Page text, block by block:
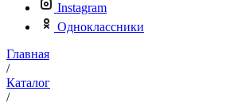
Instagram
Одноклассники
Главная
/
Каталог
/